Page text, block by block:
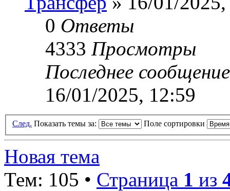
0 Ответы
4333 Просмотры
Последнее
16/01/2025, 12:59
След. Показать темы за: Поле сортировки
Новая тема
Тем: 105 • Страница 1 из